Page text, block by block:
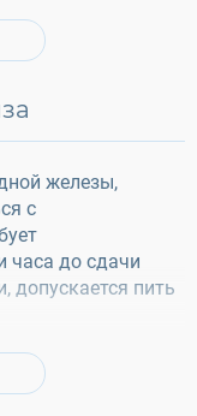
железы,
с
часа до сдачи
допускается пить